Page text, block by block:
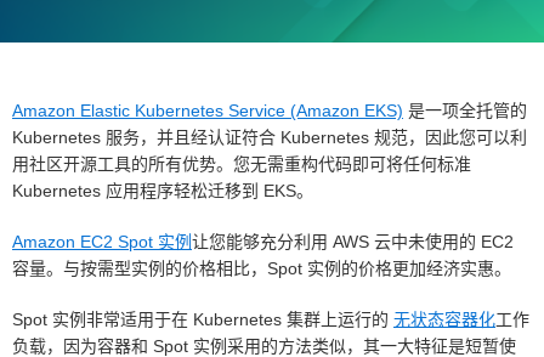
Amazon Elastic Kubernetes Service (Amazon EKS) 是一项全托管的
Kubernetes 服务，并且经认证符合 Kubernetes 规范，因此您可以利
用社区开源工具的所有优势。您无需重构代码即可将任何标准
Kubernetes 应用程序轻松迁移到 EKS。
Amazon EC2 Spot 实例让您能够充分利用 AWS 云中未使用的 EC2
容量。与按需型实例的价格相比，Spot 实例的价格更加经济实惠。
Spot 实例非常适用于在 Kubernetes 集群上运行的 无状态容器化工作
负载，因为容器和 Spot 实例采用的方法类似，其一大特征是短暂使